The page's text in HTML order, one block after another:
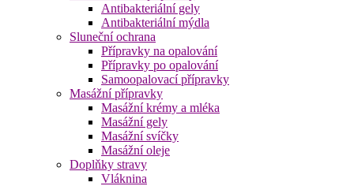
Antibakteriální gely
Antibakteriální mýdla
Sluneční ochrana
Přípravky na opalování
Přípravky po opalování
Samoopalovací přípravky
Masážní přípravky
Masážní krémy a mléka
Masážní gely
Masážní svíčky
Masážní oleje
Doplňky stravy
Vláknina